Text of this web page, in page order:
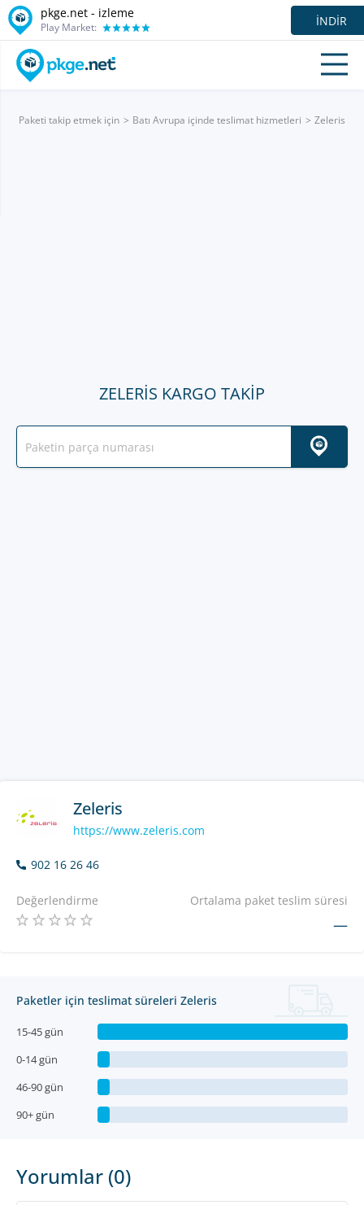
pkge.net - izleme
Play Market: İNDIR
Paketi takip etmek için Batı Avrupa içinde teslimat hizmetleri Zeleris
ZELERIS KARGO TAKIP
Zeleris
https://www.zeleris.com
902 16 26 46
Değerlendirme Ortalama paket teslim süresi
—
Paketler için teslimat süreleri Zeleris
15-45 gün
0-14 gün
46-90 gün
90+ gün
Yorumlar (0)